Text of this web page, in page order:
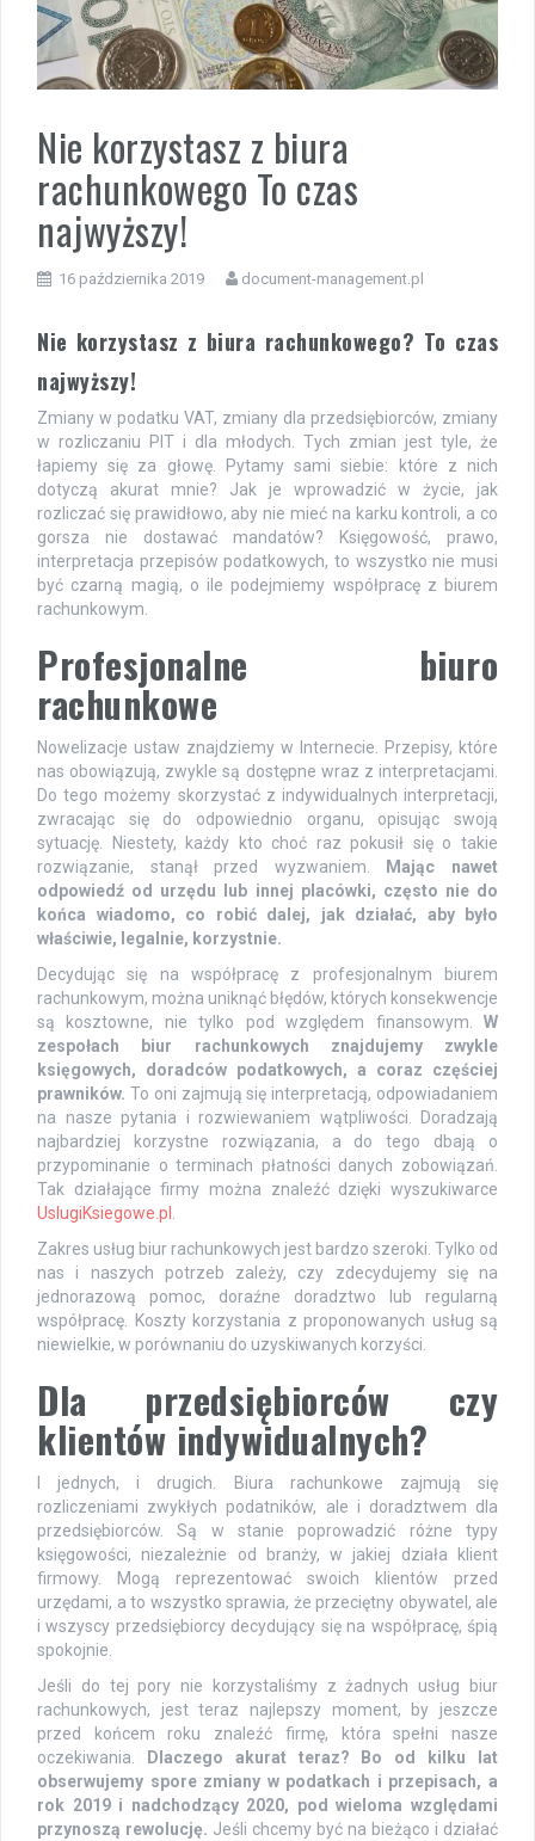
Nie korzystasz z biura
rachunkowego To czas
najwyższy!
16 października 2019 document-management.pl
Nie korzystasz z biura rachunkowego? To czas
najwyższy!
Zmiany w podatku VAT, zmiany dla przedsiębiorców, zmiany
w rozliczaniu PIT i dla młodych. Tych zmian jest tyle, że
łapiemy się za głowę. Pytamy sami siebie: które z nich
dotyczą akurat mnie? Jak je wprowadzić w życie, jak
rozliczać się prawidłowo, aby nie mieć na karku kontroli, a co
gorsza nie dostawać mandatów? Księgowość, prawo,
interpretacja przepisów podatkowych, to wszystko nie musi
być czarną magią, o ile podejmiemy współpracę z biurem
rachunkowym.
Profesjonalne biuro
rachunkowe
Nowelizacje ustaw znajdziemy w Internecie. Przepisy, które
nas obowiązują, zwykle są dostępne wraz z interpretacjami.
Do tego możemy skorzystać z indywidualnych interpretacji,
zwracając się do odpowiednio organu, opisując swoją
sytuację. Niestety, każdy kto choć raz pokusił się o takie
rozwiązanie, stanął przed wyzwaniem.
Mając nawet
odpowiedź od urzędu lub innej placówki, często nie do
końca wiadomo, co robić dalej, jak działać, aby było
właściwie, legalnie, korzystnie.
Decydując się na współpracę z profesjonalnym biurem
rachunkowym, można uniknąć błędów, których konsekwencje
są kosztowne, nie tylko pod względem finansowym.
W
zespołach biur rachunkowych znajdujemy zwykle
księgowych, doradców podatkowych, a coraz częściej
prawników. To oni zajmują się interpretacją, odpowiadaniem
na nasze pytania i rozwiewaniem wątpliwości. Doradzają
najbardziej korzystne rozwiązania, a do tego dbają o
przypominanie o terminach płatności danych zobowiązań.
Tak działające firmy można znaleźć dzięki wyszukiwarce
UslugiKsiegowe.pl
Zakres usług biur rachunkowych jest bardzo szeroki. Tylko od
nas i naszych potrzeb zależy, czy zdecydujemy się na
jednorazową pomoc, doraźne doradztwo lub regularną
współpracę. Koszty korzystania z proponowanych usług są
niewielkie, w porównaniu do uzyskiwanych korzyści.
Dla przedsiębiorców czy
klientów indywidualnych?
I jednych, i drugich. Biura rachunkowe zajmują się
rozliczeniami zwykłych podatników, ale i doradztwem dla
przedsiębiorców. Są w stanie poprowadzić różne typy
księgowości, niezależnie od branży, w jakiej działa klient
firmowy. Mogą reprezentować swoich klientów przed
urzędami, a to wszystko sprawia, że przeciętny obywatel, ale
i wszyscy przedsiębiorcy decydujący się na współpracę, śpią
spokojnie.
Jeśli do tej pory nie korzystaliśmy z żadnych usług biur
rachunkowych, jest teraz najlepszy moment, by jeszcze
przed końcem roku znaleźć firmę, która spełni nasze
oczekiwania.
Dlaczego akurat teraz? Bo od kilku lat
obserwujemy spore zmiany w podatkach i przepisach, a
rok 2019 i nadchodzący 2020, pod wieloma względami
przynoszą rewolucję. Jeśli chcemy być na bieżąco i działać